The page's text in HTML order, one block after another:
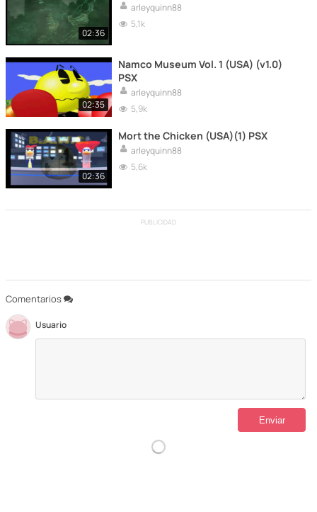
Comentarios
Usuario
02:36
arleyquinn88
5,1k
02:35
Namco Museum Vol. 1 (USA) (v1.0)
PSX
arleyquinn88
5,9k
02:36
Mort the Chicken (USA)(1) PSX
arleyquinn88
5,6k
PUBLICIDAD